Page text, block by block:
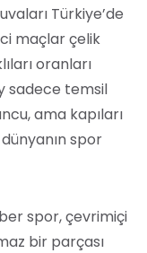
Türkiye’de
maçlar çelik
oranları
sadece temsil
ama kapıları
spor
spor, çevrimiçi
bir parçası